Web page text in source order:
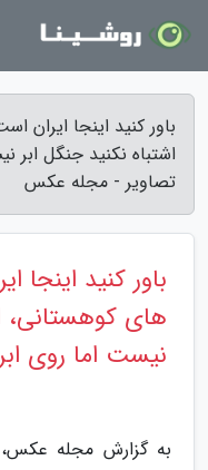
باور کنید اینجا ایران
اشتباه نکنید جنگل ابر
تصاویر - مجله عکس
باور کنید اینجا
های کوهستانی،
نیست اما روی
به گزارش مجله